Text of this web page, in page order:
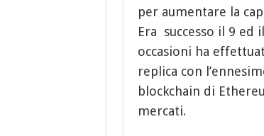
per aumentare la
Era successo il 9 ed
occasioni ha
replica con
blockchain di
mercati.